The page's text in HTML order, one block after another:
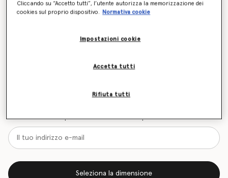
selezionato
Seleziona la dimensione (Italian)
Scopri in anteprima quando sarà di nuovo disponibile
Inviami un’e-mail quando sarà di nuovo disponibile
Seleziona la dimensione
Cliccando su “Accetto tutti”, l’utente autorizza la memorizzazione dei
cookies sul proprio dispositivo.
Normativa cookie
Impostazioni cookie
Rifiuta tutti
Accetta tutti